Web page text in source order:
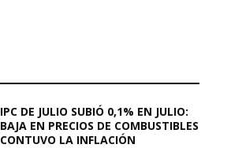
IPC DE JULIO SUBIÓ 0,1% EN JULIO:
BAJA EN PRECIOS DE COMBUSTIBLES
CONTUVO LA INFLACIÓN